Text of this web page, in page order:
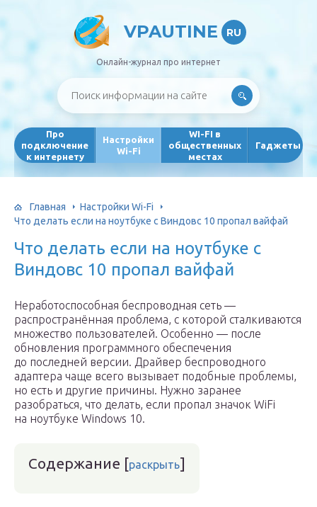
VPAUTINE RU
Онлайн-журнал про интернет
Про
подключение
к интернету
Настройки
Wi-Fi
WI-FI в
общественных
местах
Гаджеты
Главная
Настройки Wi-Fi
Что делать если на ноутбуке с Виндовс 10 пропал вайфай
Что делать если на ноутбуке с
Виндовс 10 пропал вайфай
Неработоспособная беспроводная сеть —
распространённая проблема, с которой сталкиваются
множество пользователей. Особенно — после
обновления программного обеспечения
до последней версии. Драйвер беспроводного
адаптера чаще всего вызывает подобные проблемы,
но есть и другие причины. Нужно заранее
разобраться, что делать, если пропал значок WiFi
на ноутбуке Windows 10.
Содержание [раскрыть]